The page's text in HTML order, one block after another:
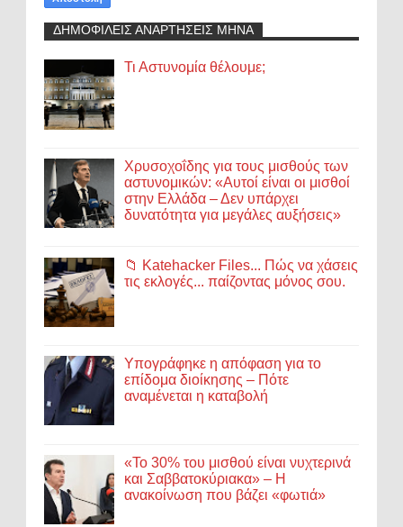
ΔΗΜΟΦΙΛΕΙΣ ΑΝΑΡΤΗΣΕΙΣ ΜΗΝΑ
Τι Αστυνομία θέλουμε;
Χρυσοχοΐδης για τους μισθούς των
αστυνομικών: «Αυτοί είναι οι μισθοί
στην Ελλάδα – Δεν υπάρχει
δυνατότητα για μεγάλες αυξήσεις»
📁 Katehacker Files... Πώς να χάσεις
τις εκλογές... παίζοντας μόνος σου.
Υπογράφηκε η απόφαση για το
επίδομα διοίκησης – Πότε
αναμένεται η καταβολή
«Το 30% του μισθού είναι νυχτερινά
και Σαββατοκύριακα» – Η
ανακοίνωση που βάζει «φωτιά»